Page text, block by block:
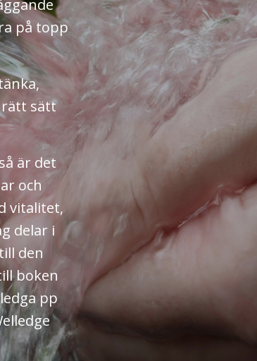
på topp
rätt sätt
är det
och
vitalitet,
delar i
den
boken
pp